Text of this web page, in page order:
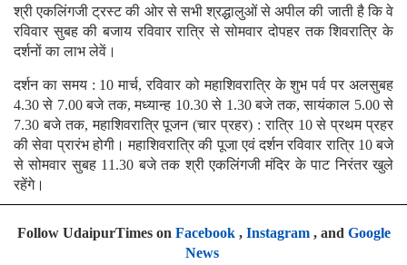
श्री एकलिंगजी ट्रस्ट की ओर से सभी श्रद्धालुओं से अपील की जाती है कि वे
रविवार सुबह की बजाय रविवार रात्रि से सोमवार दोपहर तक शिवरात्रि के
दर्शनों का लाभ लेवें।
दर्शन का समय : 10 मार्च, रविवार को महाशिवरात्रि के शुभ पर्व पर अलसुबह
4.30 से 7.00 बजे तक, मध्यान्ह 10.30 से 1.30 बजे तक, सायंकाल 5.00 से
7.30 बजे तक, महाशिवरात्रि पूजन (चार प्रहर) : रात्रि 10 से प्रथम प्रहर
की सेवा प्रारंभ होगी। महाशिवरात्रि की पूजा एवं दर्शन रविवार रात्रि 10 बजे
से सोमवार सुबह 11.30 बजे तक श्री एकलिंगजी मंदिर के पाट निरंतर खुले
रहेंगे।
Follow UdaipurTimes on Facebook, Instagram, and Google
News